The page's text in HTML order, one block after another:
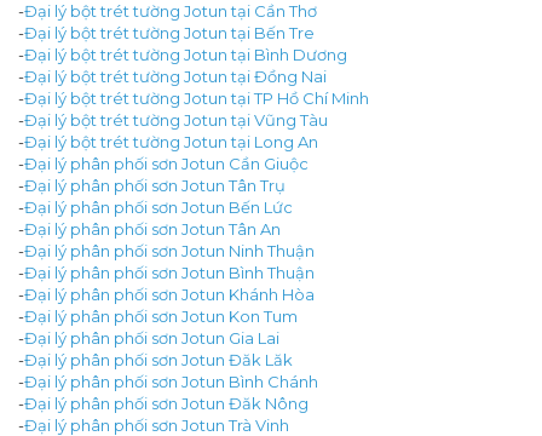
-Đại lý bột trét tường Jotun tại Cần Thơ
-Đại lý bột trét tường Jotun tại Bến Tre
-Đại lý bột trét tường Jotun tại Bình Dương
-Đại lý bột trét tường Jotun tại Đồng Nai
-Đại lý bột trét tường Jotun tại TP Hồ Chí Minh
-Đại lý bột trét tường Jotun tại Vũng Tàu
-Đại lý bột trét tường Jotun tại Long An
-Đại lý phân phối sơn Jotun Cần Giuộc
-Đại lý phân phối sơn Jotun Tân Trụ
-Đại lý phân phối sơn Jotun Bến Lức
-Đại lý phân phối sơn Jotun Tân An
-Đại lý phân phối sơn Jotun Ninh Thuận
-Đại lý phân phối sơn Jotun Bình Thuận
-Đại lý phân phối sơn Jotun Khánh Hòa
-Đại lý phân phối sơn Jotun Kon Tum
-Đại lý phân phối sơn Jotun Gia Lai
-Đại lý phân phối sơn Jotun Đăk Lăk
-Đại lý phân phối sơn Jotun Bình Chánh
-Đại lý phân phối sơn Jotun Đăk Nông
-Đại lý phân phối sơn Jotun Trà Vinh